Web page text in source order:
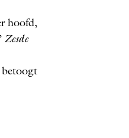
hoofd,
Zesde
betoogt